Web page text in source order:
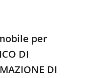
per
DI
DI